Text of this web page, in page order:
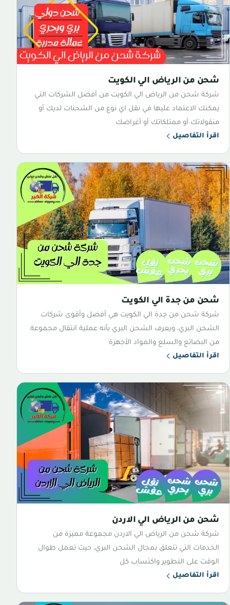
شحن من الرياض الي الكويت
شركة شحن من الرياض الي الكويت من أفضل الشركات التي
يمكنك الاعتماد عليها في نقل اي نوع من الشحنات لديك أو
منقولاتك أو ممتلكاتك أو أغراضك
اقرأ التفاصيل
شحن من جدة الي الكويت
شركة شحن من جدة الي الكويت هي أفضل وأقوى شركات
الشحن البري، ويعرف الشحن البري بأنه عملية انتقال مجموعة
من البضائع والسلع والمواد الأجهزة
اقرأ التفاصيل
شحن من الرياض الي الاردن
شركة شحن من الرياض الي الاردن مجموعة مميزة من
الخدمات التي تتعلق بمجال الشحن البري، حيث تعمل طوال
الوقت على التطوير واكتساب كل
اقرأ التفاصيل